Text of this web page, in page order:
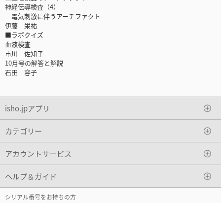
神経伝導検査（4）
電気刺激に伴うアーチファクト
伊藤 栄祐
■ラボクイズ
血液検査
市川 佐知子
10月号の解答と解説
石田 容子
isho.jpアプリ
カテゴリー
アカウントサービス
ヘルプ＆ガイド
シリアル番号をお持ちの方